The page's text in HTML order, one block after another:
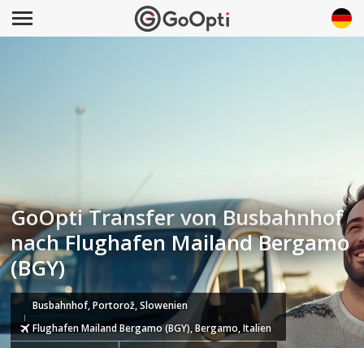
GoOpti Transfer von Busbahnhof
nach Flughafen Mailand Bergamo
(BGY)
Busbahnhof, Portorož, Slowenien
Flughafen Mailand Bergamo (BGY), Bergamo, Italien